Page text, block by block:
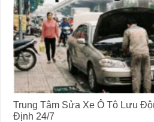
Trung Tâm Sửa Xe Ô Tô Lưu
Định 24/7